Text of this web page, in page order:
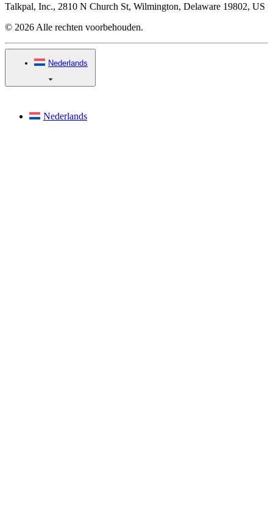
Talkpal, Inc., 2810 N Church St, Wilmington, Delaware 19802, US
© 2026 Alle rechten voorbehouden.
Nederlands
Nederlands